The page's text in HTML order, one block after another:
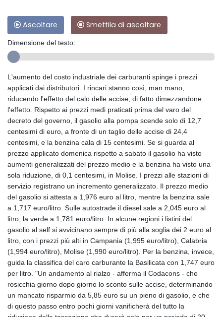
Ascoltare Smettila di ascoltare
Dimensione del testo:
L'aumento del costo industriale dei carburanti spinge i prezzi
applicati dai distributori. I rincari stanno così, man mano,
riducendo l'effetto del calo delle accise, di fatto dimezzandone
l'effetto. Rispetto ai prezzi medi praticati prima del varo del
decreto del governo, il gasolio alla pompa scende solo di 12,7
centesimi di euro, a fronte di un taglio delle accise di 24,4
centesimi, e la benzina cala di 15 centesimi. Se si guarda al
prezzo applicato domenica rispetto a sabato il gasolio ha visto
aumenti generalizzati del prezzo medio e la benzina ha visto una
sola riduzione, di 0,1 centesimi, in Molise. I prezzi alle stazioni di
servizio registrano un incremento generalizzato. Il prezzo medio
del gasolio si attesta a 1,976 euro al litro, mentre la benzina sale
a 1,717 euro/litro. Sulle autostrade il diesel sale a 2,045 euro al
litro, la verde a 1,781 euro/litro. In alcune regioni i listini del
gasolio al self si avvicinano sempre di più alla soglia dei 2 euro al
litro, con i prezzi più alti in Campania (1,995 euro/litro), Calabria
(1,994 euro/litro), Molise (1,990 euro/litro). Per la benzina, invece,
guida la classifica del caro carburante la Basilicata con 1,747 euro
per litro. "Un andamento al rialzo - afferma il Codacons - che
rosicchia giorno dopo giorno lo sconto sulle accise, determinando
un mancato risparmio da 5,85 euro su un pieno di gasolio, e che
di questo passo entro pochi giorni vanificherà del tutto la